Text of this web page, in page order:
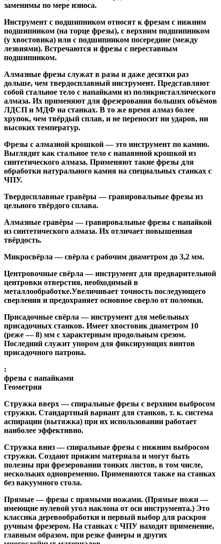
заменимы по мере износа.
Инструмент с подшипником относят к фрезам с нижним
подшипником (на торце фрезы), с верхним подшипником
(у хвостовика) или с подшипником посередине (между
лезвиями). Встречаются и фрезы с переставным
подшипником.
Алмазные фрезы служат в разы и даже десятки раз
дольше, чем твердосплавный инструмент. Представляют
собой стальное тело с напайками из поликристаллического
алмаза. Их применяют для фрезерования больших объёмов
ЛДСП и МДФ на станках. В то же время алмаз более
хрупок, чем твёрдый сплав, и не переносит ни ударов, ни
высоких температур.
Фрезы с алмазной крошкой— это инструмент по камню.
Выглядит как стальное тело с напаянной крошкой из
синтетического алмаза. Применяют такие фрезы для
обработки натурального камня на специальных станках с
ЧПУ.
Твердосплавные гравёры — гравировальные фрезы из
цельного твёрдого сплава.
Алмазные гравёры — гравировальные фрезы с напайкой
из синтетического алмаза. Их отличает повышенная
твёрдость.
Микросвёрла — свёрла с рабочим диаметром до 3,2 мм.
Центровочные свёрла — инструмент для предварительной
центровки отверстия, необходимый в
металлообработке.Увеличивает точность последующего
сверления и предохраняет основное сверло от поломки.
Присадочные свёрла — инструмент для мебельных
присадочных станков. Имеет хвостовик диаметром 10
(реже — 8) мм с характерным продольным срезом.
Последний служит упором для фиксирующих винтов
присадочного патрона.
:
фрезы с напайками
Геометрия
Стружка вверх— спиральные фрезы с верхним выбросом
стружки. Стандартный вариант для станков, т. к. система
аспирации (вытяжка) при их использовании работает
наиболее эффективно.
Стружка вниз— спиральные фрезы с нижним выбросом
стружки. Создают прижим материала и могут быть
полезны при фрезеровании тонких листов, в том числе,
нескольких одновременно. Применяются также на станках
без вакуумного стола.
Прямые— фрезы с прямыми ножами. (Прямые ножи —
имеющие нулевой угол наклона от оси инструмента.) Это
классика деревообработки и первый выбор для раскроя
ручным фрезером. На станках с ЧПУ находят применение,
главным образом, при резке фанеры и других